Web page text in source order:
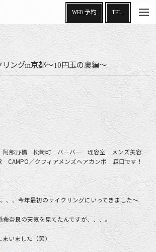
ングin京都～10円玉の裏編～
部野橋 松崎町 バーバー 理容室 メンズ美容
CAMPO／クフィアメンズヘアカンポ 森口です！
、、今年最初のサイクリングにいってきました～
奈良の天気を見てたんですが、、、。
いました（笑）
t
o
e
i
g
WEB 予約 TEL